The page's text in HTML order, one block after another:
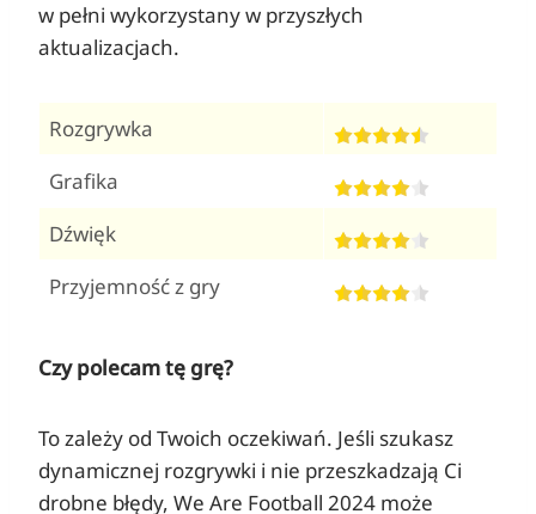
w pełni wykorzystany w przyszłych
aktualizacjach.
Rozgrywka
Grafika
Dźwięk
Przyjemność z gry
Czy polecam tę grę?
To zależy od Twoich oczekiwań. Jeśli szukasz
dynamicznej rozgrywki i nie przeszkadzają Ci
drobne błędy, We Are Football 2024 może